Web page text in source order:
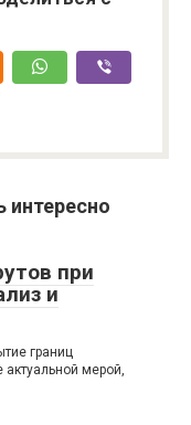
при
и
границ
актуальной мерой,